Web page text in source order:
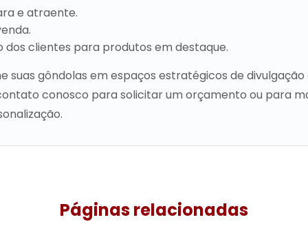
e atraente.
clientes para produtos em destaque.
suas gôndolas em espaços estratégicos de
conosco para solicitar um orçamento ou para
Páginas relacionadas